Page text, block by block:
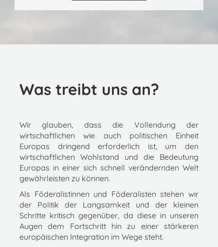
Was treibt uns an?
Wir glauben, dass die Vollendung der
wirtschaftlichen wie auch politischen Einheit
Europas dringend erforderlich ist, um den
wirtschaftlichen Wohlstand und die Bedeutung
Europas in einer sich schnell verändernden Welt
gewährleisten zu können.
Als Föderalistinnen und Föderalisten stehen wir
der Politik der Langsamkeit und der kleinen
Schritte kritisch gegenüber, da diese in unseren
Augen dem Fortschritt hin zu einer stärkeren
europäischen Integration im Wege steht.